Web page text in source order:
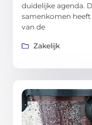
duidelijke agenda.
samenkomen
van de
Zakelijk